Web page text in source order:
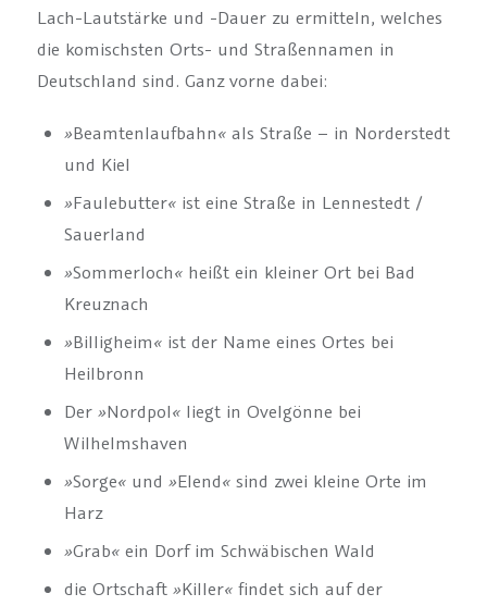
Lach-Lautstärke und -Dauer zu ermitteln, welches
die komischsten Orts- und Straßennamen in
Deutschland sind. Ganz vorne dabei:
»Beamtenlaufbahn«als Straße – in Norderstedt
und Kiel
»Faulebutter«ist eine Straße in Lennestedt /
Sauerland
»Sommerloch«heißt ein kleiner Ort bei Bad
Kreuznach
»Billigheim«ist der Name eines Ortes bei
Heilbronn
Der »Nordpol«liegt in Ovelgönne bei
Wilhelmshaven
»Sorge«und »Elend«sind zwei kleine Orte im
Harz
»Grab«ein Dorf im Schwäbischen Wald
die Ortschaft »Killer«findet sich auf der